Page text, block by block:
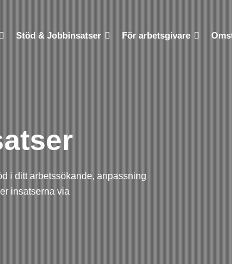
Stöd & Jobbinsatser För arbetsgivare
i ditt arbetssökande, anpassning
insatserna via